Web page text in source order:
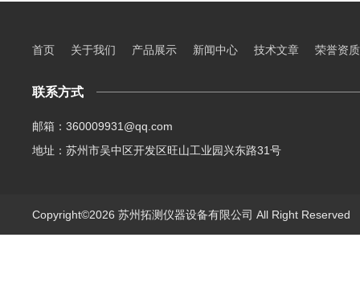
首页 关于我们 产品展示 新闻中心 技术文章 荣誉资质
联系方式
邮箱：360009931@qq.com
地址：苏州市吴中区开发区旺山工业园兴东路31号
Copyright©2026 苏州拓测仪器设备有限公司 All Right